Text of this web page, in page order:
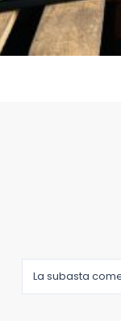
La subasta